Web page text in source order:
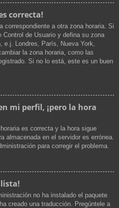
correcta!
correspondiente a otra zona horaria. Si
de Usuario y defina su zona
e.j. Londres, París, Nueva York,
la zona horaria, como las
Si no lo está, este es un buen
mi perfil, ¡pero la hora
es correcta y la hora sigue
almacenada en el servidor es errónea.
para corregir el problema.
no ha instalado el paquete
creado una traducción. Pregúntele a